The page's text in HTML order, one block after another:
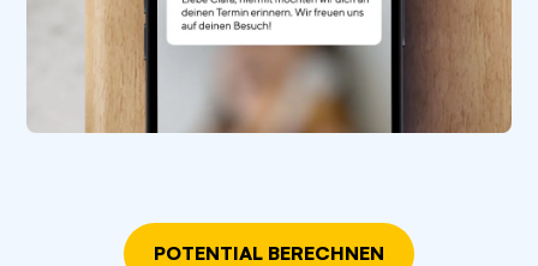
POTENTIAL BERECHNEN